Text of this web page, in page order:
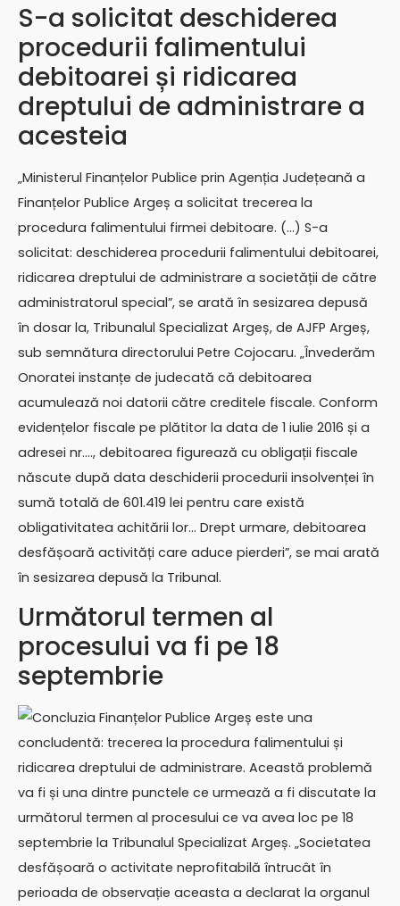
S-a solicitat deschiderea
procedurii falimentului
debitoarei și ridicarea
dreptului de administrare a
acesteia
„Ministerul Finanțelor Publice prin Agenția Județeană a
Finanțelor Publice Argeș a solicitat trecerea la
procedura falimentului firmei debitoare. (…) S-a
solicitat: deschiderea procedurii falimentului debitoarei,
ridicarea dreptului de administrare a societății de către
administratorul special”, se arată în sesizarea depusă
în dosar la, Tribunalul Specializat Argeș, de AJFP Argeș,
sub semnătura directorului Petre Cojocaru. „Învederăm
Onoratei instanțe de judecată că debitoarea
acumulează noi datorii către creditele fiscale. Conform
evidențelor fiscale pe plătitor la data de 1 iulie 2016 și a
adresei nr…., debitoarea figurează cu obligații fiscale
născute după data deschiderii procedurii insolvenței în
sumă totală de 601.419 lei pentru care există
obligativitatea achitării lor… Drept urmare, debitoarea
desfășoară activități care aduce pierderi”, se mai arată
în sesizarea depusă la Tribunal.
Următorul termen al
procesului va fi pe 18
septembrie
Concluzia Finanțelor Publice Argeș este una
concludentă: trecerea la procedura falimentului și
ridicarea dreptului de administrare. Această problemă
va fi și una dintre punctele ce urmează a fi discutate la
următorul termen al procesului ce va avea loc pe 18
septembrie la Tribunalul Specializat Argeș. „Societatea
desfășoară o activitate neprofitabilă întrucât în
perioada de observație aceasta a declarat la organul